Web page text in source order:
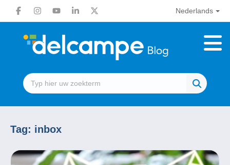
Nederlands
Tag: inbox